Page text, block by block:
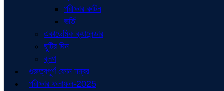
পরীক্ষার রুটিন
ভর্তি
একাডেমিক ক্যালেন্ডার
ছুটির দিন
ব্লগ
গুরুত্বপূর্ণ ফোন নম্বর
পরীক্ষার ফলাফল-2025